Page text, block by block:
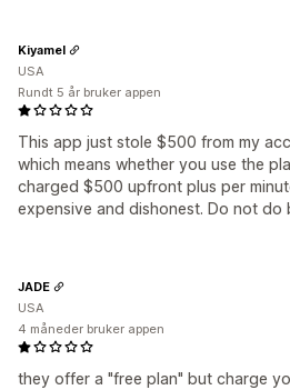
This app just stole $500 from my
which means whether you use the
charged $500 upfront plus per
expensive and dishonest. Do not do
Kiyamel
USA
Rundt 5 år bruker appen
they offer a "free plan" but charge
JADE
USA
4 måneder bruker appen